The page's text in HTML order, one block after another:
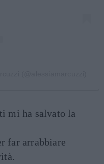
mi ha salvato la
far arrabbiare